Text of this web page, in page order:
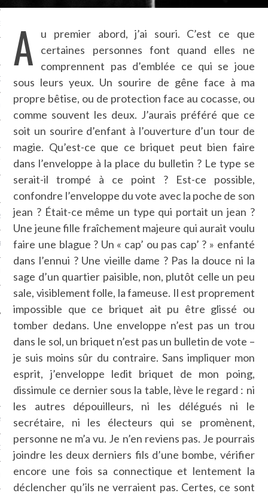
EN VOD
CARAVELLE
PODCAST
A
u premier abord, j’ai souri. C’est ce que
certaines personnes font quand elles ne
comprennent pas d’emblée ce qui se joue
sous leurs yeux. Un sourire de gêne face à ma
propre bêtise, ou de protection face au cocasse, ou
comme souvent les deux. J’aurais préféré que ce
soit un sourire d’enfant à l’ouverture d’un tour de
magie. Qu’est-ce que ce briquet peut bien faire
dans l’enveloppe à la place du bulletin ? Le type se
serait-il trompé à ce point ? Est-ce possible,
confondre l’enveloppe du vote avec la poche de son
jean ? Était-ce même un type qui portait un jean ?
Une jeune fille fraîchement majeure qui aurait voulu
faire une blague ? Un « cap’ ou pas cap’ ? » enfanté
dans l’ennui ? Une vieille dame ? Pas la douce ni la
sage d’un quartier paisible, non, plutôt celle un peu
sale, visiblement folle, la fameuse. Il est proprement
impossible que ce briquet ait pu être glissé ou
tomber dedans. Une enveloppe n’est pas un trou
dans le sol, un briquet n’est pas un bulletin de vote –
je suis moins sûr du contraire. Sans impliquer mon
esprit, j’enveloppe ledit briquet de mon poing,
dissimule ce dernier sous la table, lève le regard : ni
les autres dépouilleurs, ni les délégués ni le
secrétaire, ni les électeurs qui se promènent,
personne ne m’a vu. Je n’en reviens pas. Je pourrais
joindre les deux derniers fils d’une bombe, vérifier
encore une fois sa connectique et lentement la
déclencher qu’ils ne verraient pas. Certes, ce sont